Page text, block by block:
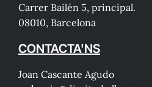
Carrer Bailén 5, principal.
08010, Barcelona
CONTACTA'NS
Joan Cascante Agudo